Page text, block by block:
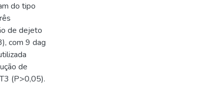
do tipo
de dejeto
com 9 dag
de
(P>0,05).